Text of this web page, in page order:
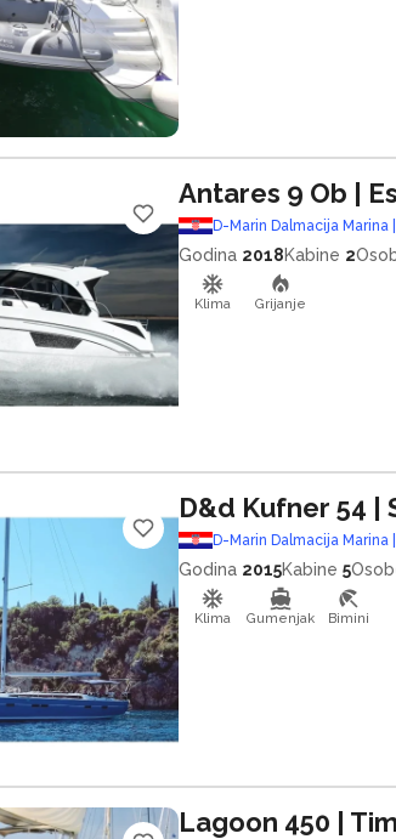
Antares 9 Ob |
D-Marin Dalmacija Marina
Godina 2018Kabine 2
Klima Grijanje
D&d Kufner 54 |
D-Marin Dalmacija Marina
Godina 2015Kabine 5
Klima Gumenjak Bimini
Lagoon 450 |